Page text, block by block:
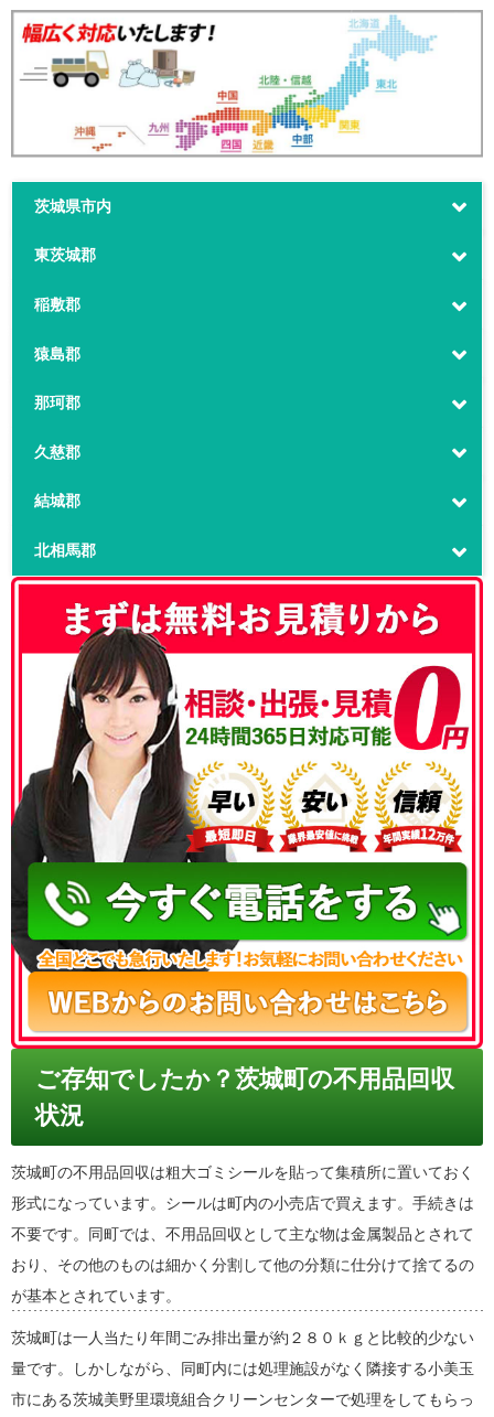
茨城県市内
東茨城郡
稲敷郡
猿島郡
那珂郡
久慈郡
結城郡
北相馬郡
050-3186-4780
ご存知でしたか？茨城町の不用品回収
状況
茨城町の不用品回収は粗大ゴミシールを貼って集積所に置いておく
形式になっています。シールは町内の小売店で買えます。手続きは
不要です。同町では、不用品回収として主な物は金属製品とされて
おり、その他のものは細かく分割して他の分類に仕分けて捨てるの
が基本とされています。
茨城町は一人当たり年間ごみ排出量が約２８０ｋｇと比較的少ない
量です。しかしながら、同町内には処理施設がなく隣接する小美玉
市にある茨城美野里環境組合クリーンセンターで処理をしてもらっ